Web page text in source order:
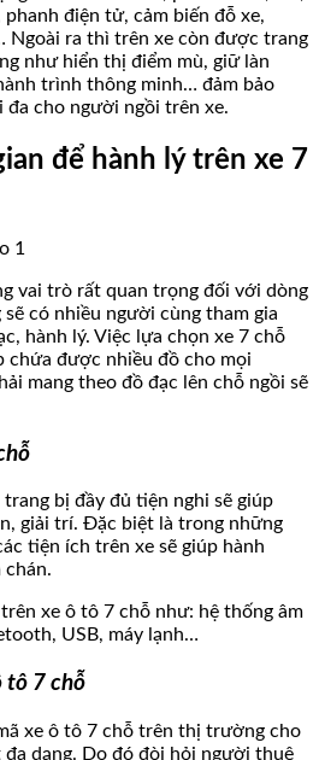
phanh điện tử, cảm biến đỗ xe,
Ngoài ra thì trên xe còn được trang
như hiển thị điểm mù, giữ làn
trình thông minh… đảm bảo
cho người ngồi trên xe.
để hành lý trên xe 7
vai trò rất quan trọng đối với dòng
có nhiều người cùng tham gia
hành lý. Việc lựa chọn xe 7 chỗ
chứa được nhiều đồ cho mọi
mang theo đồ đạc lên chỗ ngồi sẽ
bị đầy đủ tiện nghi sẽ giúp
giải trí. Đặc biệt là trong những
tiện ích trên xe sẽ giúp hành
chán.
xe ô tô 7 chỗ như: hệ thống âm
USB, máy lạnh…
tô 7 chỗ
xe ô tô 7 chỗ trên thị trường cho
dạng. Do đó đòi hỏi người thuê